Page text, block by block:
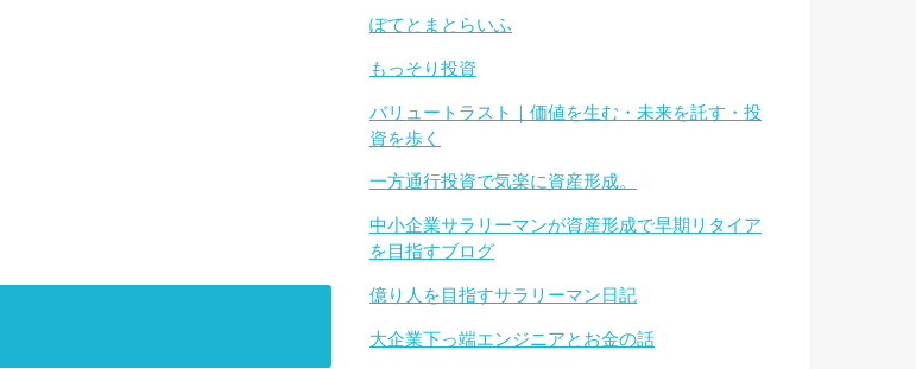
ぽてとまとらいふ
もっそり投資
バリュートラスト｜価値を生む・未来を託す・投
資を歩く
一方通行投資で気楽に資産形成。
中小企業サラリーマンが資産形成で早期リタイア
を目指すブログ
億り人を目指すサラリーマン日記
大企業下っ端エンジニアとお金の話